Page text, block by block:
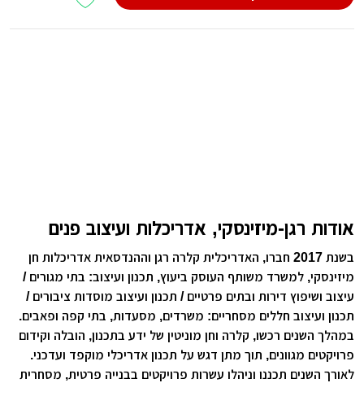
אודות רגן-מיזינסקי, אדריכלות ועיצוב פנים
בשנת 2017 חברו, האדריכלית קלרה רגן וההנדסאית אדריכלות חן
מיזינסקי, למשרד משותף העוסק ביעוץ, תכנון ועיצוב: בתי מגורים /
עיצוב ושיפוץ דירות ובתים פרטיים / תכנון ועיצוב מוסדות ציבורים /
תכנון ועיצוב חללים מסחריים: משרדים, מסעדות, בתי קפה ופאבים.
במהלך השנים רכשו, קלרה וחן מוניטין של ידע בתכנון, הובלה וקידום
פרויקטים מגוונים, תוך מתן דגש על תכנון אדריכלי מוקפד ועדכני.
לאורך השנים תכננו וניהלו עשרות פרויקטים בבנייה פרטית, מסחרית